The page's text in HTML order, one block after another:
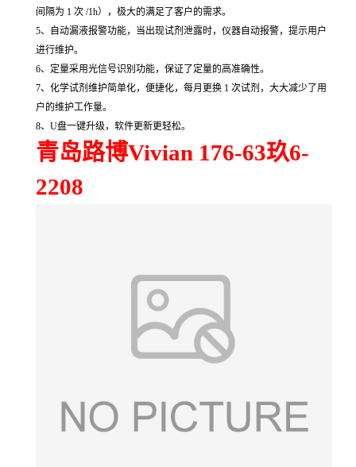
间隔为 1 次 /1h），极大的满足了客户的需求。
5、
自动漏液报警功能，当出现试剂泄露时，仪器自动报警，提示用户
进行维护。
6、 定量采用光信号识别功能，保证了定量的高准确性。
7、 化学试剂维护简单化，便捷化，每月更换 1 次试剂，大大减少了用
户的维护工作量。
8、 U盘一键升级，软件更新更轻松。
青岛路博Vivian 176-63玖6-
2208